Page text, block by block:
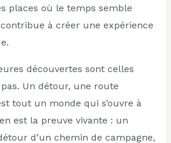
places où le temps semble
à créer une expérience
découvertes sont celles
Un détour, une route
tout un monde qui s’ouvre à
est la preuve vivante : un
d’un chemin de campagne,